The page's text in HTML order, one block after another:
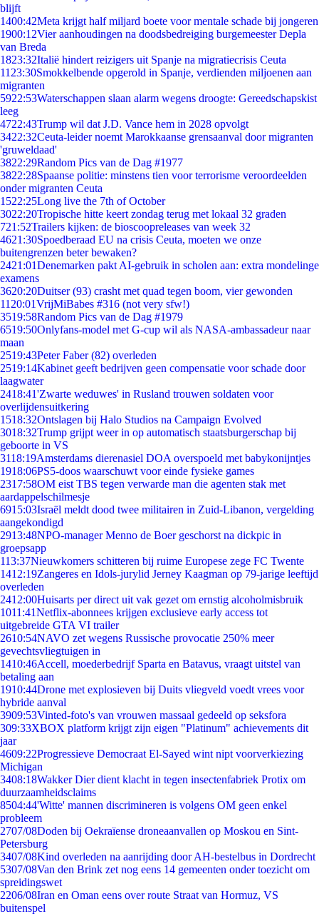
blijft
1400:42Meta krijgt half miljard boete voor mentale schade bij jongeren
1900:12Vier aanhoudingen na doodsbedreiging burgemeester Depla
van Breda
1823:32Italië hindert reizigers uit Spanje na migratiecrisis Ceuta
11 23:30Smokkelbende opgerold in Spanje, verdienden miljoenen aan
migranten
5922:53Waterschappen slaan alarm wegens droogte: Gereedschapskist
leeg
4722:43Trump wil dat J.D. Vance hem in 2028 opvolgt
3422:32Ceuta-leider noemt Marokkaanse grensaanval door migranten
'gruweldaad'
3822:29Random Pics van de Dag #1977
3822:28Spaanse politie: minstens tien voor terrorisme veroordeelden
onder migranten Ceuta
1522:25Long live the 7th of October
3022:20Tropische hitte keert zondag terug met lokaal 32 graden
721:52Trailers kijken: de bioscoopreleases van week 32
4621:30Spoedberaad EU na crisis Ceuta, moeten we onze
buitengrenzen beter bewaken?
2421:01Denemarken pakt AI-gebruik in scholen aan: extra mondelinge
examens
3620:20Duitser (93) crasht met quad tegen boom, vier gewonden
11 20:01VrijMiBabes #316 (not very sfw!)
3519:58Random Pics van de Dag #1979
6519:50Onlyfans-model met G-cup wil als NASA-ambassadeur naar
maan
2519:43Peter Faber (82) overleden
2519:14Kabinet geeft bedrijven geen compensatie voor schade door
laagwater
2418:41'Zwarte weduwes' in Rusland trouwen soldaten voor
overlijdensuitkering
1518:32Ontslagen bij Halo Studios na Campaign Evolved
3018:32Trump grijpt weer in op automatisch staatsburgerschap bij
geboorte in VS
3118:19Amsterdams dierenasiel DOA overspoeld met babykonijntjes
1918:06PS5-doos waarschuwt voor einde fysieke games
2317:58OM eist TBS tegen verwarde man die agenten stak met
aardappelschilmesje
6915:03Israël meldt dood twee militairen in Zuid-Libanon, vergelding
aangekondigd
2913:48NPO-manager Menno de Boer geschorst na dickpic in
groepsapp
113:37Nieuwkomers schitteren bij ruime Europese zege FC Twente
1412:19Zangeres en Idols-jurylid Jerney Kaagman op 79-jarige leeftijd
overleden
2412:00Huisarts per direct uit vak gezet om ernstig alcoholmisbruik
1011:41Netflix-abonnees krijgen exclusieve early access tot
uitgebreide GTA VI trailer
2610:54NAVO zet wegens Russische provocatie 250% meer
gevechtsvliegtuigen in
1410:46Accell, moederbedrijf Sparta en Batavus, vraagt uitstel van
betaling aan
1910:44Drone met explosieven bij Duits vliegveld voedt vrees voor
hybride aanval
3909:53Vinted-foto's van vrouwen massaal gedeeld op seksfora
309:33XBOX platform krijgt zijn eigen "Platinum" achievements dit
jaar
4609:22Progressieve Democraat El-Sayed wint nipt voorverkiezing
Michigan
3408:18Wakker Dier dient klacht in tegen insectenfabriek Protix om
duurzaamheidsclaims
8504:44'Witte' mannen discrimineren is volgens OM geen enkel
probleem
2707/08Doden bij Oekraïense droneaanvallen op Moskou en Sint-
Petersburg
3407/08Kind overleden na aanrijding door AH-bestelbus in Dordrecht
5307/08Van den Brink zet nog eens 14 gemeenten onder toezicht om
spreidingswet
2206/08Iran en Oman eens over route Straat van Hormuz, VS
buitenspel